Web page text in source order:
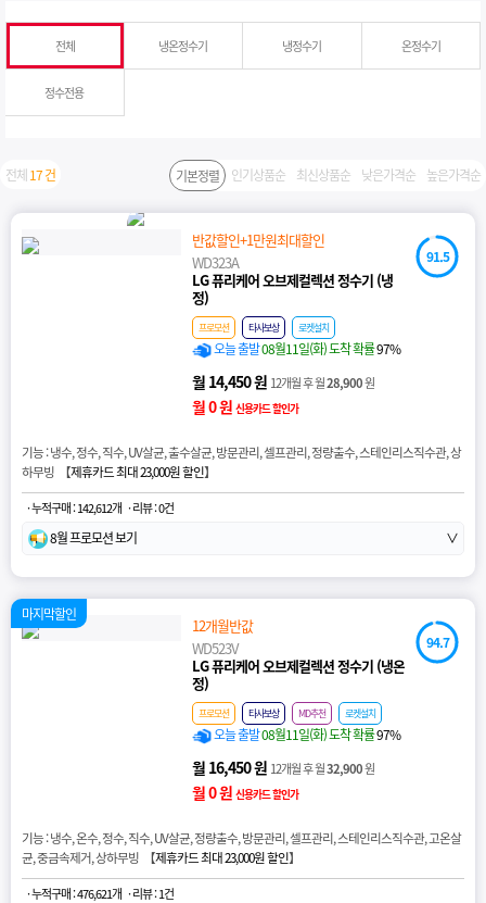
전체 냉온정수기 냉정수기 온정수기
정수전용
전체17 건 기본정렬 인기상품순 최신상품순 낮은가격순 높은가격순
91.5
반값할인+1만원최대할인
WD323A
LG 퓨리케어 오브제컬렉션 정수기 (냉
정)
프로모션 타사보상 로켓설치
오늘 출발08월11일(화) 도착 확률97%
월 14,450 원 12개월 후 월28,900원
월 0 원 신용카드 할인가
기능 : 냉수, 정수, 직수, UV살균, 출수살균, 방문관리, 셀프관리, 정량출수, 스테인리스직수관, 상
하무빙 【제휴카드 최대 23,000원 할인】
· 누적구매 : 142,612개 · 리뷰 : 0건
8월 프로모션 보기 ∨
마지막할인
94.7
12개월반값
WD523V
LG 퓨리케어 오브제컬렉션 정수기 (냉온
정)
프로모션 타사보상 MD추천 로켓설치
오늘 출발08월11일(화) 도착 확률97%
월 16,450 원 12개월 후 월32,900원
월 0 원 신용카드 할인가
기능 : 냉수, 온수, 정수, 직수, UV살균, 정량출수, 방문관리, 셀프관리, 스테인리스직수관, 고온살
균, 중금속제거, 상하무빙 【제휴카드 최대 23,000원 할인】
· 누적구매 : 476,621개 · 리뷰 : 1건